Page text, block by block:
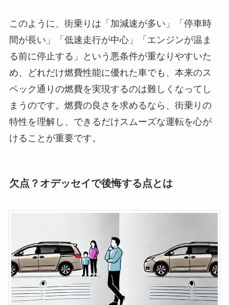
このように、街乗りは「加減速が多い」「停車時
間が長い」「低速走行が中心」「エンジンが温ま
る前に停止する」という悪条件が重なりやすいた
め、どれだけ燃費性能に優れた車でも、本来のス
ペック通りの燃費を実現するのは難しくなってし
まうのです。燃費の良さを求めるなら、街乗りの
特性を理解し、できるだけスムーズな運転を心が
けることが重要です。
欠点？オデッセイで後悔する点とは